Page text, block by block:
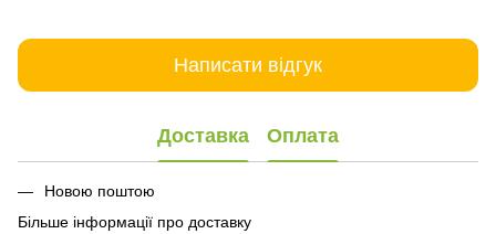
Написати відгук
Доставка Оплата
Новою поштою
Більше інформації про доставку